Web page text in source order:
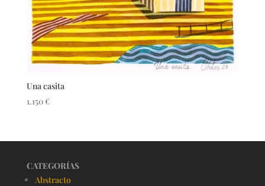
Una casita
1.150 €
CATEGORÍAS
Abstracto